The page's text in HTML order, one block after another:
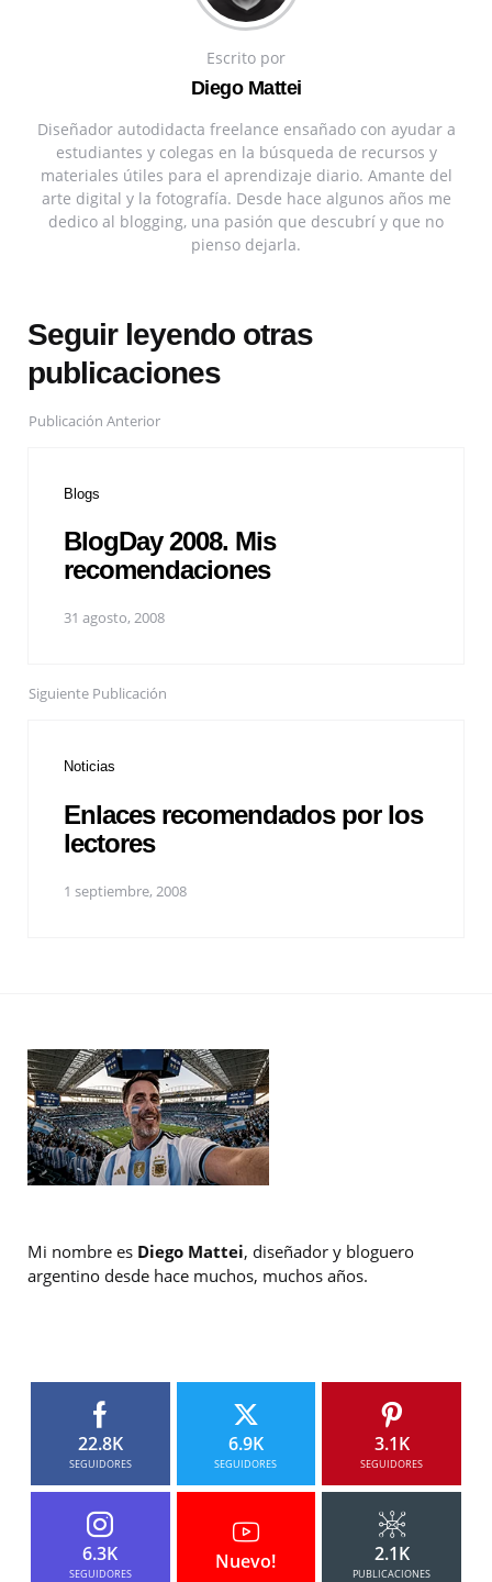
Escrito por
Diego Mattei
Diseñador autodidacta freelance ensañado con ayudar a
estudiantes y colegas en la búsqueda de recursos y
materiales útiles para el aprendizaje diario. Amante del
arte digital y la fotografía. Desde hace algunos años me
dedico al blogging, una pasión que descubrí y que no
pienso dejarla.
Seguir leyendo otras
publicaciones
Publicación Anterior
Blogs
BlogDay 2008. Mis
recomendaciones
31 agosto, 2008
Siguiente Publicación
Noticias
Enlaces recomendados por los
lectores
1 septiembre, 2008
Mi nombre es Diego Mattei, diseñador y bloguero
argentino desde hace muchos, muchos años.
22.8K
SEGUIDORES
6.9K
SEGUIDORES
3.1K
SEGUIDORES
6.3K
SEGUIDORES
Nuevo! 2.1K
PUBLICACIONES